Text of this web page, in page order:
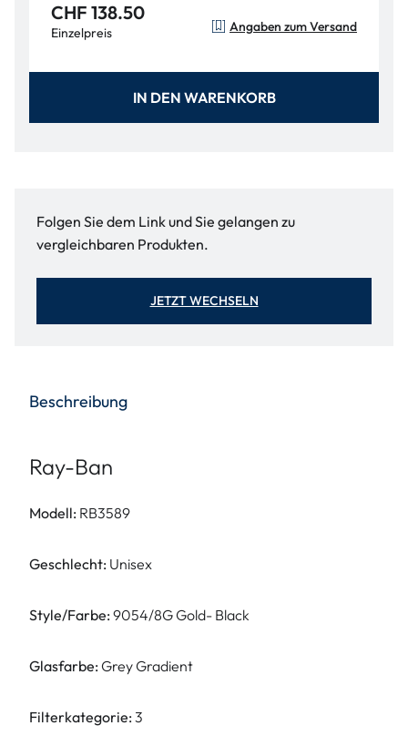
CHF 138.50
Einzelpreis Angaben zum Versand
IN DEN WARENKORB
Folgen Sie dem Link und Sie gelangen zu
vergleichbaren Produkten.
JETZT WECHSELN
Beschreibung
Ray-Ban
Modell: RB3589
Geschlecht: Unisex
Style/Farbe: 9054/8G Gold- Black
Glasfarbe: Grey Gradient
Filterkategorie: 3